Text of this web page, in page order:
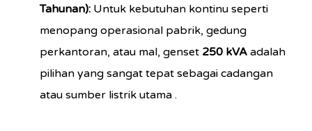
Tahunan):Untuk kebutuhan kontinu seperti
menopang operasional pabrik, gedung
perkantoran, atau mal, genset 250 kVAadalah
pilihan yang sangat tepat sebagai cadangan
atau sumber listrik utama .